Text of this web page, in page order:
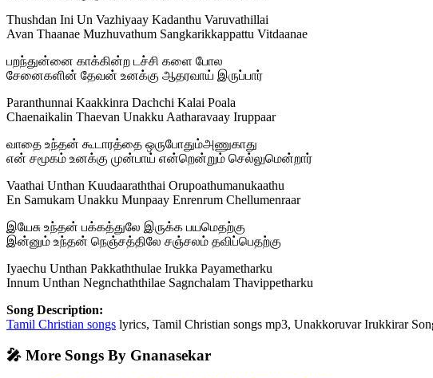
Thushdan Ini Un Vazhiyaay Kadanthu Varuvathillai
Avan Thaanae Muzhuvathum Sangkarikkappattu Vitdaanae
பறந்துன்னை காக்கின்ற டச்சி களை போல
சேனைகளின் தேவன் உனக்கு ஆதரவாய் இருப்பார்
Paranthunnai Kaakkinra Dachchi Kalai Poala
Chaenaikalin Thaevan Unakku Aatharavaay Iruppaar
வாதை உந்தன் கூடாரத்தை ஒருபோதும்அணுகாது
என் சமூகம் உனக்கு முன்பாய் என்றென்றும் செல்லுமென்றார்
Vaathai Unthan Kuudaaraththai Orupoathumanukaathu
En Samukam Unakku Munpaay Enrenrum Chellumenraar
இயேசு உந்தன் பக்கத்துலே இருக்க பயமெதற்கு
இன்னும் உந்தன் நெஞ்சத்திலே சஞ்சலம் தவிப்பெதற்கு
Iyaechu Unthan Pakkaththulae Irukka Payametharku
Innum Unthan Negnchaththilae Sagnchalam Thavippetharku
Song Description:
Tamil Christian songs lyrics, Tamil Christian songs mp3, Unakkoruvar Irukkirar
🎤 More Songs By Gnanasekar